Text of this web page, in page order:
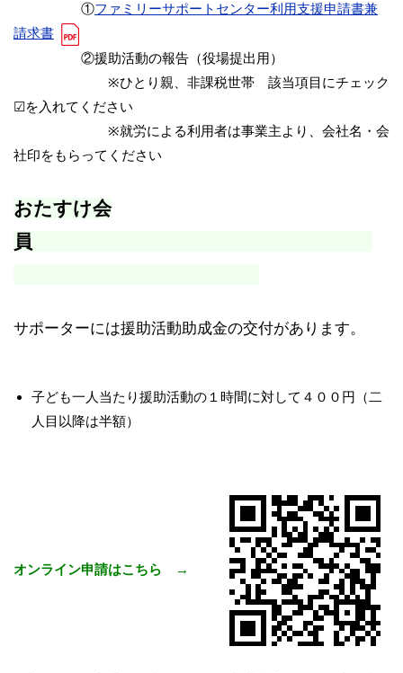
①ファミリーサポートセンター利用支援申請書兼
請求書
②援助活動の報告（役場提出用）
※ひとり親、非課税世帯 該当項目にチェック
☑を入れてください
※就労による利用者は事業主より、会社名・会
社印をもらってください
おたすけ会
員
サポーターには援助活動助成金の交付があります。
子ども一人当たり援助活動の１時間に対して４００円 （ 二
人目以降は半額）
オンライン申請はこちら →